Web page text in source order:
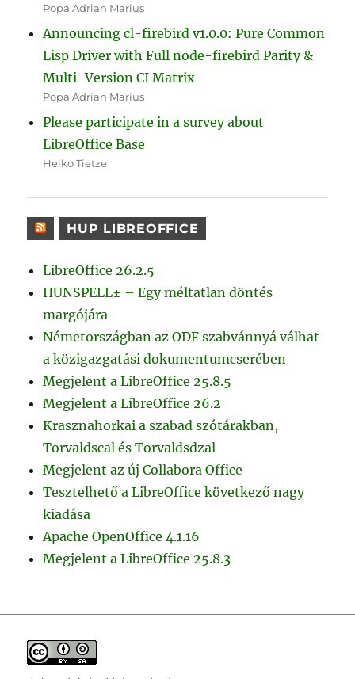
Popa Adrian Marius
Announcing cl-firebird v1.0.0: Pure Common
Lisp Driver with Full node-firebird Parity &
Multi-Version CI Matrix
Popa Adrian Marius
Please participate in a survey about
LibreOffice Base
Heiko Tietze
HUP LIBREOFFICE
LibreOffice 26.2.5
HUNSPELL± – Egy méltatlan döntés
margójára
Németországban az ODF szabvánnyá válhat
a közigazgatási dokumentumcserében
Megjelent a LibreOffice 25.8.5
Megjelent a LibreOffice 26.2
Krasznahorkai a szabad szótárakban,
Torvaldscal és Torvaldsdzal
Megjelent az új Collabora Office
Tesztelhető a LibreOffice következő nagy
kiadása
Apache OpenOffice 4.1.16
Megjelent a LibreOffice 25.8.3